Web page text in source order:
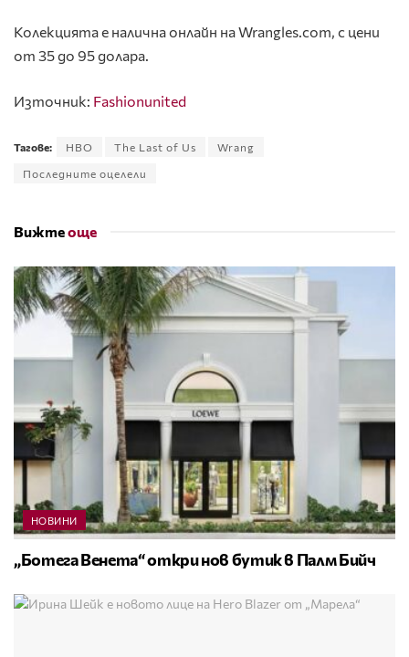
Колекцията е налична онлайн на Wrangles.com, с цени
от 35 до 95 долара.
Източник: Fashionunited
Тагове: HBO The Last of Us Wrang
Последните оцелели
Вижтеоще
НОВИНИ
„Ботега Венета“ откри нов бутик в Палм Бийч